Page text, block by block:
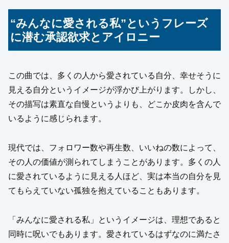
“みんなに愛される私”というフレーズ
に潜む承認欲求とアイロニー
この曲では、多くの人から愛されている自分、幸せそうに
見える自分というイメージが浮かび上がります。しかし、
その描写は素直な自慢というよりも、どこか皮肉を含んで
いるように感じられます。
現代では、フォロワー数や再生数、いいねの数によって、
その人の価値が測られてしまうことがあります。多くの人
に愛されているように見える人ほど、実は本当の自分を見
てもらえていない孤独を抱えていることもあります。
「みんなに愛される私」というイメージは、理想であると
同時に呪いでもあります。愛されているはずなのに満たさ